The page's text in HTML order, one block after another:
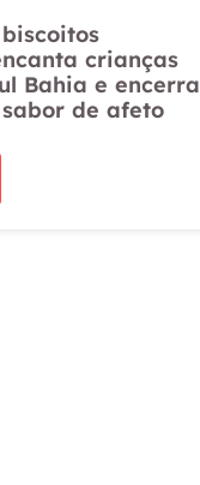
crianças
Bahia e encerra
de afeto